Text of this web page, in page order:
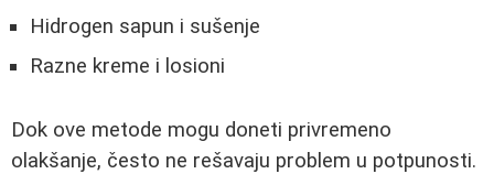
Hidrogen sapun i sušenje
Razne kreme i losioni
Dok ove metode mogu doneti privremeno
olakšanje, često ne rešavaju problem u potpunosti.